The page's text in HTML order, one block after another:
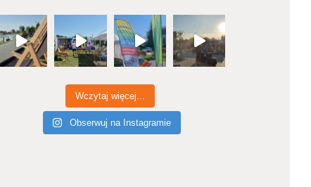
Wczytaj więcej...
Obserwuj na Instagramie